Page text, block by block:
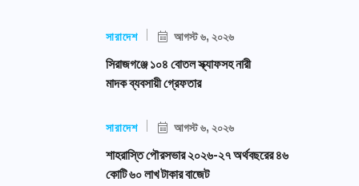
সারাদেশ আগস্ট ৬, ২০২৬
সিরাজগঞ্জে ১০৪ বোতল স্ক্যাফসহ নারী
মাদক ব্যবসায়ী গ্রেফতার
সারাদেশ আগস্ট ৬, ২০২৬
শাহরাস্তি পৌরসভার ২০২৬-২৭ অর্থবছরের ৪৬
কোটি ৬০ লাখ টাকার বাজেট